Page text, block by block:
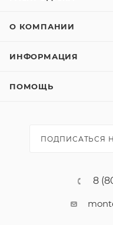
О КОМПАНИИ
ИНФОРМАЦИЯ
ПОМОЩЬ
ПОДПИСАТЬСЯ
8